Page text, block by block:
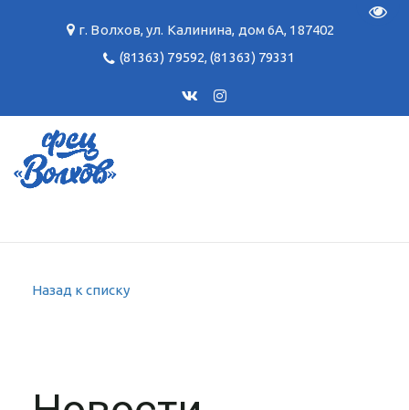
г. Волхов,ул. Калинина, дом 6А, 187402
(81363) 79592,(81363) 79331
Назад к списку